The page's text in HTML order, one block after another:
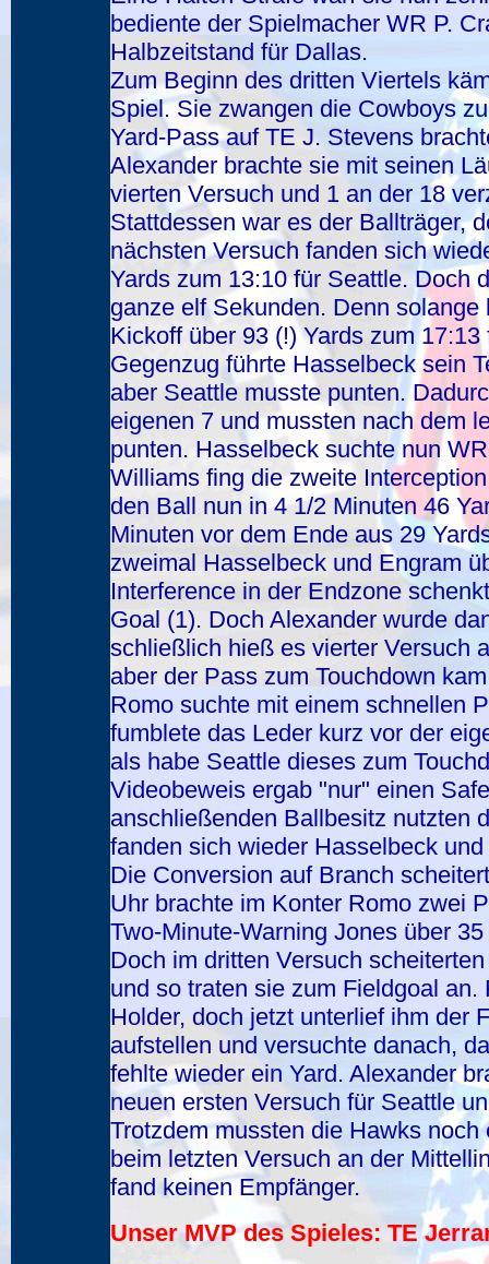
bediente der Spielmacher WR P.
Halbzeitstand für Dallas.
Zum Beginn des dritten Viertels
Spiel. Sie zwangen die Cowboys
Yard-Pass auf TE J. Stevens
Alexander brachte sie mit seinen
vierten Versuch und 1 an der 18
Stattdessen war es der Ballträger,
nächsten Versuch fanden sich
Yards zum 13:10 für Seattle. Doch
ganze elf Sekunden. Denn
Kickoff über 93 (!) Yards zum
Gegenzug führte Hasselbeck sein
aber Seattle musste punten.
eigenen 7 und mussten nach dem
punten. Hasselbeck suchte nun
Williams fing die zweite
den Ball nun in 4 1/2 Minuten 46
Minuten vor dem Ende aus 29
zweimal Hasselbeck und Engram
Interference in der Endzone
Goal (1). Doch Alexander wurde
schließlich hieß es vierter Versuch
aber der Pass zum Touchdown
Romo suchte mit einem schnellen
fumblete das Leder kurz vor der
als habe Seattle dieses zum
Videobeweis ergab "nur" einen
anschließenden Ballbesitz nutzten
fanden sich wieder Hasselbeck
Die Conversion auf Branch
Uhr brachte im Konter Romo zwei
Two-Minute-Warning Jones über
Doch im dritten Versuch
und so traten sie zum Fieldgoal
Holder, doch jetzt unterlief ihm der
aufstellen und versuchte danach,
fehlte wieder ein Yard. Alexander
neuen ersten Versuch für Seattle
Trotzdem mussten die Hawks
beim letzten Versuch an der
fand keinen Empfänger.
Unser MVP des Spieles: TE